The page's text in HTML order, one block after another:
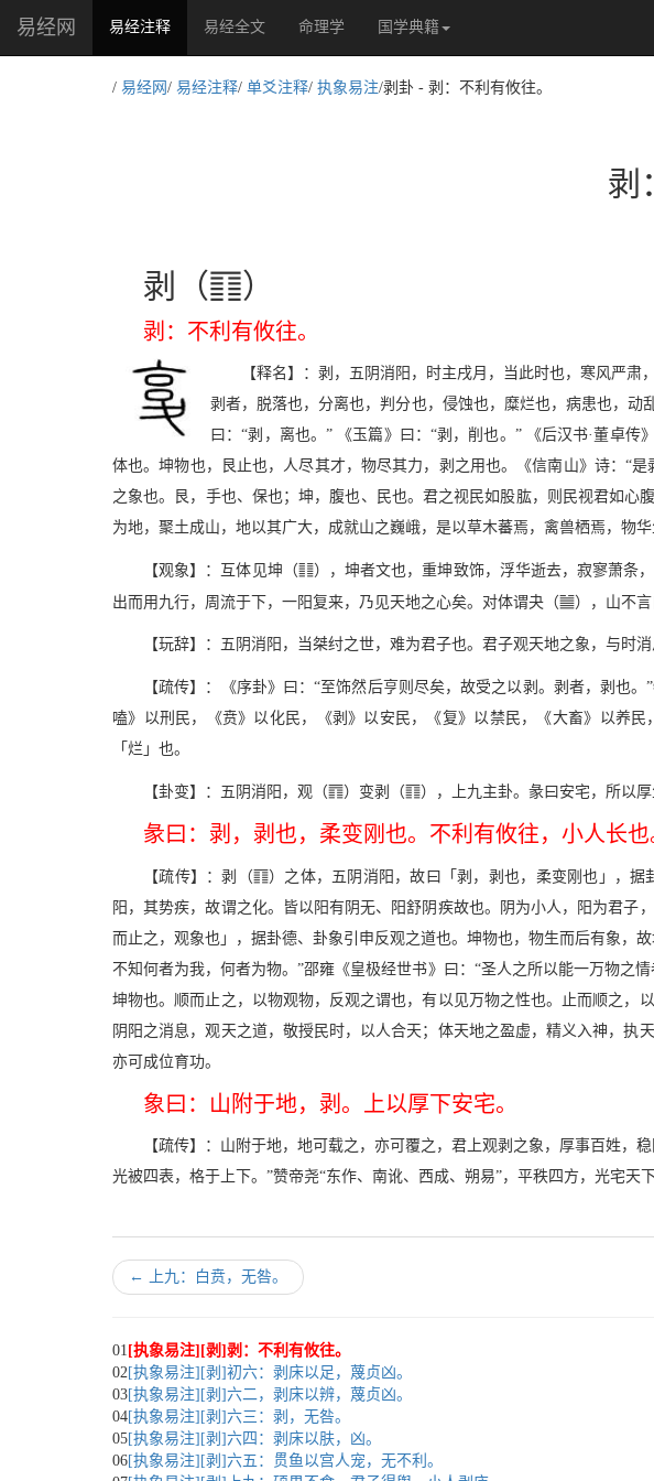
易经网 易经注释(current)易经全文 命理学 国学典籍
/ 易经网 / 易经注释/ 单爻注释/ 执象易注/剥卦 - 剥：不利有攸往。
剥
剥（c）
剥：不利有攸往。
【释名】：剥，五阴消阳，时主戌月，当此时也，寒风严
剥者，脱落也，分离也，判分也，侵蚀也，糜烂也，病患也，动
曰：“剥，离也。” 《玉篇》曰：“剥，削也。” 《后汉书·董卓
体也。坤物也，艮止也，人尽其才，物尽其力，剥之用也。《信南山》诗：“
之象也。艮，手也、保也；坤，腹也、民也。君之视民如股肱，则民视君如心
为地，聚土成山，地以其广大，成就山之巍峨，是以草木蕃焉，禽兽栖焉，物
【观象】：互体见坤（w），坤者文也，重坤致饰，浮华逝去，寂寥萧条
出而用九行，周流于下，一阳复来，乃见天地之心矣。对体谓夬（b），山不
【玩辞】：五阴消阳，当桀纣之世，难为君子也。君子观天地之象，与时
【疏传】：《序卦》曰：“至饰然后亨则尽矣，故受之以剥。剥者，剥也
嗑》以刑民，《贲》以化民，《剥》以安民，《复》以禁民，《大畜》以养
「烂」也。
【卦变】：五阴消阳，观（;）变剥（c），上九主卦。彖曰安宅，所以
彖曰：剥，剥也，柔变刚也。不利有攸往，小人长
【疏传】：剥（c）之体，五阴消阳，故曰「剥，剥也，柔变刚也」，
阳，其势疾，故谓之化。皆以阳有阴无、阳舒阴疾故也。阴为小人，阳为君
而止之，观象也」，据卦德、卦象引申反观之道也。坤物也，物生而后有象，
不知何者为我，何者为物。”邵雍《皇极经世书》曰：“圣人之所以能一万物之
坤物也。顺而止之，以物观物，反观之谓也，有以见万物之性也。止而顺之
阴阳之消息，观天之道，敬授民时，以人合天；体天地之盈虚，精义入神，执
亦可成位育功。
象曰：山附于地，剥。上以厚下安宅。
【疏传】：山附于地，地可载之，亦可覆之，君上观剥之象，厚事百姓，
光被四表，格于上下。”赞帝尧“东作、南讹、西成、朔易”，平秩四方，光宅
← 上九：白贲，无咎。
01 [执象易注][剥]剥：不利有攸往。
02[执象易注][剥]初六：剥床以足，蔑贞凶。
03[执象易注][剥]六二，剥床以辨，蔑贞凶。
04[执象易注][剥]六三：剥，无咎。
05[执象易注][剥]六四：剥床以肤，凶。
06[执象易注][剥]六五：贯鱼以宫人宠，无不利。